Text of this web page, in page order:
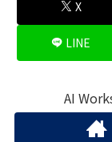
X
LINE
AI